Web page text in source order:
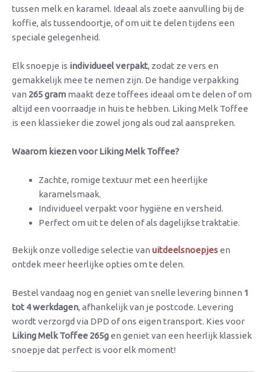
tussen melk en karamel. Ideaal als zoete aanvulling bij de
koffie, als tussendoortje, of om uit te delen tijdens een
speciale gelegenheid.
Elk snoepje is individueel verpakt, zodat ze vers en
gemakkelijk mee te nemen zijn. De handige verpakking
van 265 gram maakt deze toffees ideaal om te delen of om
altijd een voorraadje in huis te hebben. Liking Melk Toffee
is een klassieker die zowel jong als oud zal aanspreken.
Waarom kiezen voor Liking Melk Toffee?
Zachte, romige textuur met een heerlijke
karamelsmaak.
Individueel verpakt voor hygiëne en versheid.
Perfect om uit te delen of als dagelijkse traktatie.
Bekijk onze volledige selectie van uitdeelsnoepjes en
ontdek meer heerlijke opties om te delen.
Bestel vandaag nog en geniet van snelle levering binnen 1
tot 4 werkdagen, afhankelijk van je postcode. Levering
wordt verzorgd via DPD of ons eigen transport. Kies voor
Liking Melk Toffee 265g en geniet van een heerlijk klassiek
snoepje dat perfect is voor elk moment!